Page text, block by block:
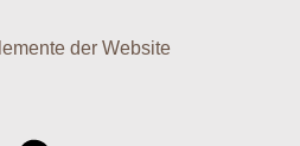
der Website